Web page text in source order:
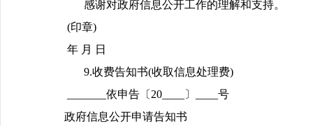
感谢对政府信息公开工作的理解和支持。
(印章)
年 月 日
9.收费告知书(收取信息处理费)
_______依申告〔20____〕____号
政府信息公开申请告知书